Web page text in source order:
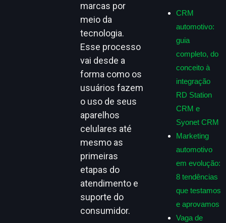
marcas por
meio da
tecnologia.
Esse processo
vai desde a
forma como os
usuários fazem
o uso de seus
aparelhos
celulares até
mesmo as
primeiras
etapas do
atendimento e
suporte do
consumidor.
CRM
automotivo:
guia
completo, do
conceito à
integração
RD Station
CRM e
Syonet CRM
Marketing
automotivo
em evolução:
8 tendências
que testamos
e aprovamos
Vaga de